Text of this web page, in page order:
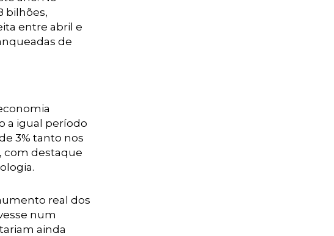
bilhões,
entre abril e
de
a igual período
3% tanto nos
com destaque
real dos
num
ainda